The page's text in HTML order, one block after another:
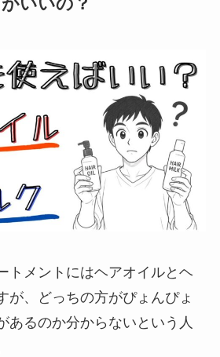
いいの？
トメントにはヘアオイルとヘ
が、どっちの方がぴょんぴょ
あるのか分からないという人